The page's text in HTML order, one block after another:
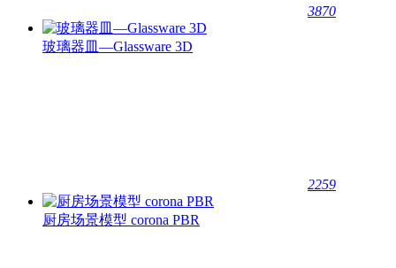
3870
玻璃器皿—Glassware 3D
2259
厨房场景模型 corona PBR